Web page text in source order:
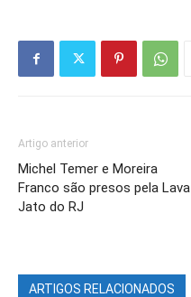
Artigo anterior
Michel Temer e Moreira
Franco são presos pela Lava
Jato do RJ
ARTIGOS RELACIONADOS